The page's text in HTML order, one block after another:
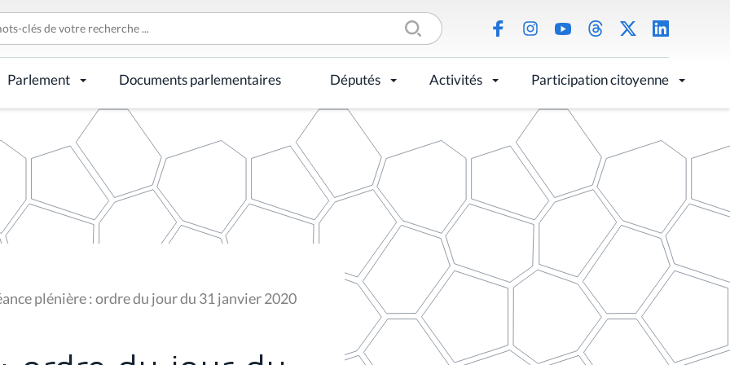
Parlement Documents parlementaires Députés Activités Participation citoyenne
plénière : ordre du jour du 31 janvier 2020